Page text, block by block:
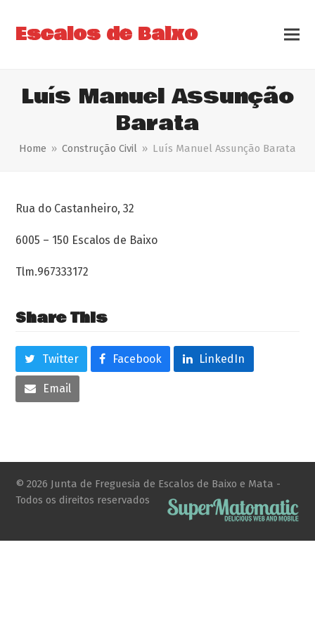
Escalos de Baixo
Luís Manuel Assunção
Barata
Home » Construção Civil » Luís Manuel Assunção Barata
Rua do Castanheiro, 32
6005 – 150 Escalos de Baixo
Tlm.967333172
Share This
Twitter Facebook LinkedIn
Email
© 2026 Junta de Freguesia de Escalos de Baixo e Mata -
Todos os direitos reservados